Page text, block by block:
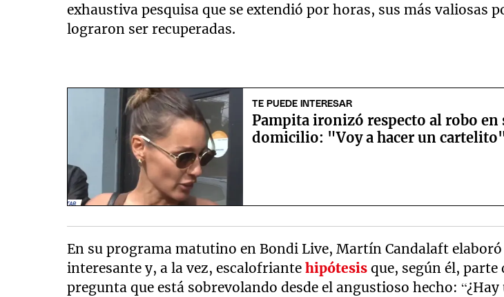
exhaustiva pesquisa que se extendió por horas, sus más valiosas
lograron ser recuperadas.
TE PUEDE INTERESAR
Pampita ironizó respecto al robo en
domicilio: "Voy a hacer un
En su programa matutino en Bondi Live, Martín Candalaft
interesante y, a la vez, escalofriantehipótesisque, según él, parte
pregunta que está sobrevolando desde el angustioso hecho: “¿Hay